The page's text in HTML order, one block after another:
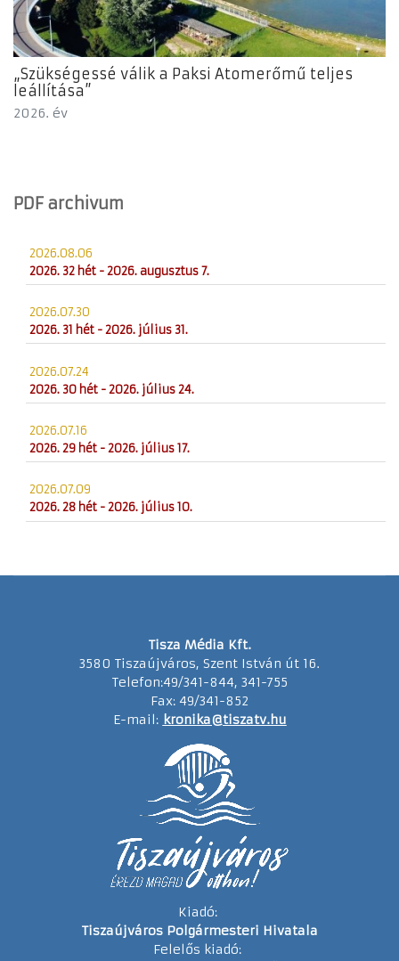
„Szükségessé válik a Paksi Atomerőmű teljes
leállítása”
2026. év
PDF archivum
2026.08.06
2026. 32 hét - 2026. augusztus 7.
2026.07.30
2026. 31 hét - 2026. július 31.
2026.07.24
2026. 30 hét - 2026. július 24.
2026.07.16
2026. 29 hét - 2026. július 17.
2026.07.09
2026. 28 hét - 2026. július 10.
Tisza Média Kft.
3580 Tiszaújváros, Szent István út 16.
Telefon:49/341-844, 341-755
Fax: 49/341-852
E-mail: kronika@tiszatv.hu
Kiadó:
Tiszaújváros Polgármesteri Hivatala
Felelős kiadó: